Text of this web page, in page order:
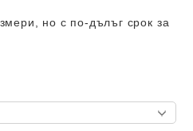
но с по-дълъг срок за